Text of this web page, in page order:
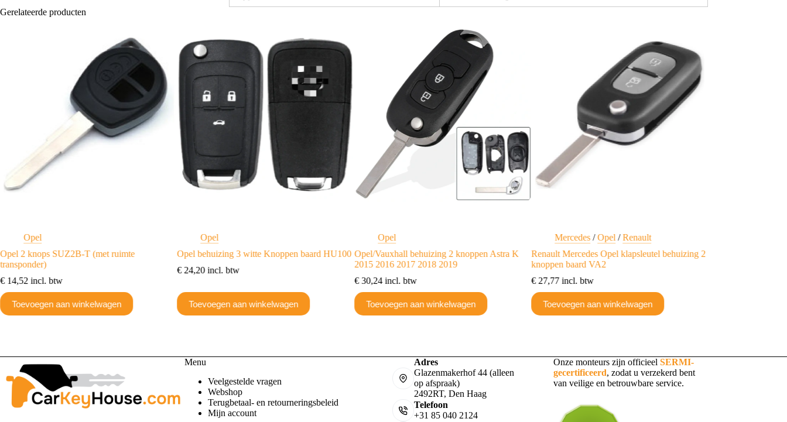
Gerelateerde producten
Opel
Opel 2 knops SUZ2B-T (met ruimte
transponder)
€14,52 incl. btw
Toevoegen aan winkelwagen
Opel
Opel behuizing 3 witte Knoppen baard HU100
€24,20incl. btw
Toevoegen aan winkelwagen
Opel
Opel/Vauxhall behuizing 2 knoppen Astra K
2015 2016 2017 2018 2019
€30,24incl. btw
Toevoegen aan winkelwagen
Mercedes/Opel /Renault
Renault Mercedes Opel klapsleutel behuizing 2
knoppen baard VA2
€27,77incl. btw
Toevoegen aan winkelwagen
Menu
Veelgestelde vragen
Webshop
Terugbetaal- en retourneringsbeleid
Mijn account
Adres
Glazenmakerhof 44 (alleen
op afspraak)
2492RT, Den Haag
Telefoon
+31 85 040 2124
Onze monteurs zijn officieel SERMI-
gecertificeerd, zodat u verzekerd bent
van veilige en betrouwbare service.